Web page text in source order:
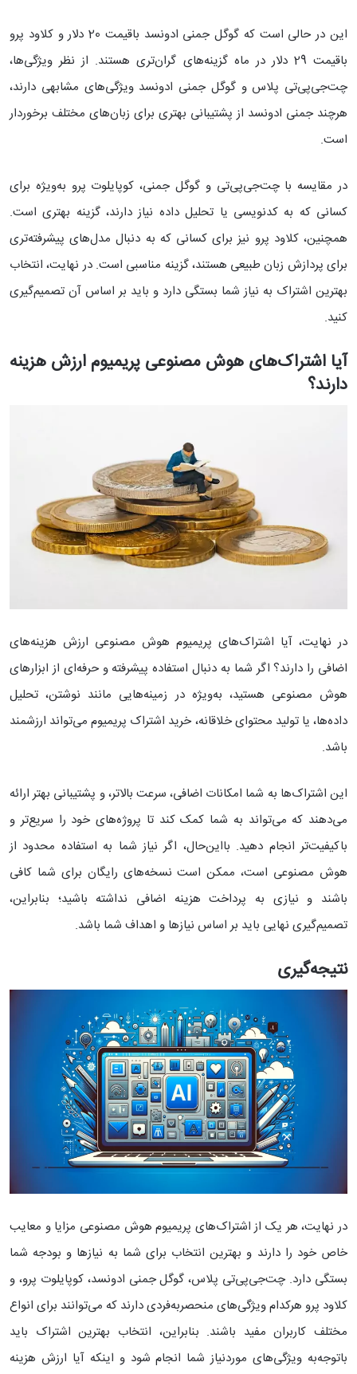
این در حالی است که گوگل جمنی ادونسد باقیمت 20 دلار و کلاود پرو
باقیمت 29 دلار در ماه گزینه‌های گران‌تری هستند. از نظر ویژگی‌ها،
چت‌جی‌پی‌تی پلاس و گوگل جمنی ادونسد ویژگی‌های مشابهی دارند،
هرچند جمنی ادونسد از پشتیبانی بهتری برای زبان‌های مختلف برخوردار
است.
در مقایسه با چت‌جی‌پی‌تی و گوگل جمنی، کوپایلوت پرو به‌ویژه برای
کسانی که به کدنویسی یا تحلیل داده نیاز دارند، گزینه بهتری است.
همچنین، کلاود پرو نیز برای کسانی که به دنبال مدل‌های پیشرفته‌تری
برای پردازش زبان طبیعی هستند، گزینه مناسبی است. در نهایت، انتخاب
بهترین اشتراک به نیاز شما بستگی دارد و باید بر اساس آن تصمیم‌گیری
کنید.
آیا اشتراک‌های هوش مصنوعی پریمیوم ارزش هزینه
دارند؟
در نهایت، آیا اشتراک‌های پریمیوم هوش مصنوعی ارزش هزینه‌های
اضافی را دارند؟ اگر شما به دنبال استفاده پیشرفته و حرفه‌ای از ابزارهای
هوش مصنوعی هستید، به‌ویژه در زمینه‌هایی مانند نوشتن، تحلیل
داده‌ها، یا تولید محتوای خلاقانه، خرید اشتراک پریمیوم می‌تواند ارزشمند
باشد.
این اشتراک‌ها به شما امکانات اضافی، سرعت بالاتر، و پشتیبانی بهتر ارائه
می‌دهند که می‌تواند به شما کمک کند تا پروژه‌های خود را سریع‌تر و
باکیفیت‌تر انجام دهید. بااین‌حال، اگر نیاز شما به استفاده محدود از
هوش مصنوعی است، ممکن است نسخه‌های رایگان برای شما کافی
باشند و نیازی به پرداخت هزینه اضافی نداشته باشید؛ بنابراین،
تصمیم‌گیری نهایی باید بر اساس نیازها و اهداف شما باشد.
نتیجه‌گیری
در نهایت، هر یک از اشتراک‌های پریمیوم هوش مصنوعی مزایا و معایب
خاص خود را دارند و بهترین انتخاب برای شما به نیازها و بودجه شما
بستگی دارد. چت‌جی‌پی‌تی پلاس، گوگل جمنی ادونسد، کوپایلوت پرو، و
کلاود پرو هرکدام ویژگی‌های منحصربه‌فردی دارند که می‌توانند برای انواع
مختلف کاربران مفید باشند. بنابراین، انتخاب بهترین اشتراک باید
باتوجه‌به ویژگی‌های موردنیاز شما انجام شود و اینکه آیا ارزش هزینه